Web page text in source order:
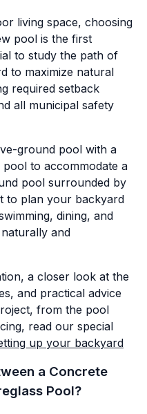
living space, choosing
pool is the first
to study the path of
to maximize natural
required setback
all municipal safety
ground pool with a
to accommodate a
pool surrounded by
to plan your backyard
dining, and
and
a closer look at the
and practical advice
from the pool
read our special
up your backyard
a Concrete
Pool?